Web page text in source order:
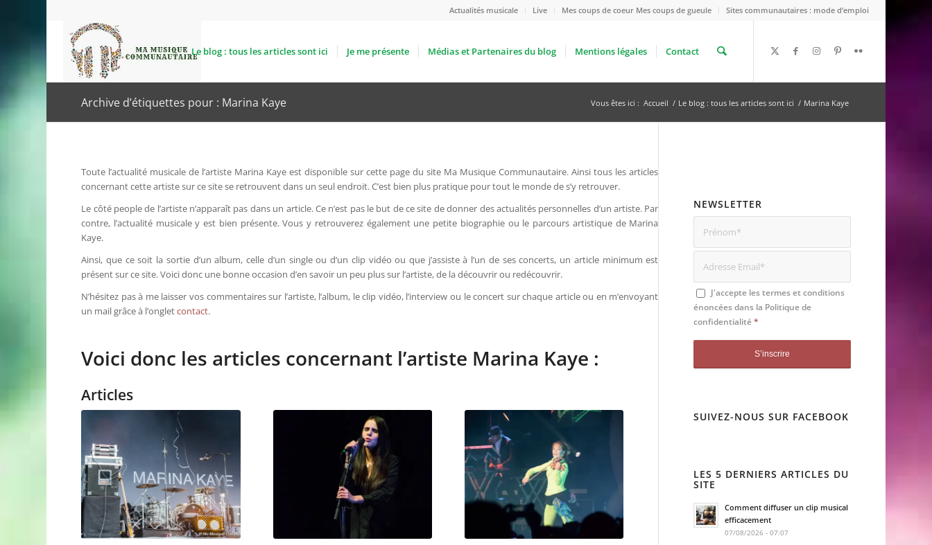
Actualités musicale Live Mes coups de coeur Mes coups de gueule Sites communautaires : mode d’emploi
Le blog : tous les articles sont ici Je me présente Médias et Partenaires du blog Mentions légales Contact
Archive d’étiquettes pour : Marina Kaye Vous êtes ici : Accueil / Le blog : tous les articles sont ici / Marina Kaye
Toute l’actualité musicale de l’artiste Marina Kaye est disponible sur cette page du site Ma Musique Communautaire. Ainsi tous les articles
concernant cette artiste sur ce site se retrouvent dans un seul endroit. C’est bien plus pratique pour tout le monde de s’y retrouver.
Le côté people de l’artiste n’apparaît pas dans un article. Ce n’est pas le but de ce site de donner des actualités personnelles d’un artiste. Par
contre, l’actualité musicale y est bien présente. Vous y retrouverez également une petite biographie ou le parcours artistique de Marina
Kaye.
Ainsi, que ce soit la sortie d’un album, celle d’un single ou d’un clip vidéo ou que j’assiste à l’un de ses concerts, un article minimum est
présent sur ce site. Voici donc une bonne occasion d’en savoir un peu plus sur l’artiste, de la découvrir ou redécouvrir.
N’hésitez pas à me laisser vos commentaires sur l’artiste, l’album, le clip vidéo, l’interview ou le concert sur chaque article ou en m’envoyant
un mail grâce à l’ongletcontact.
Voici donc les articles concernant l’artiste Marina Kaye :
Articles
NEWSLETTER
J'accepte les termes et conditions
énoncées dans la Politique de
confidentialité*
SUIVEZ-NOUS SUR FACEBOOK
LES 5 DERNIERS ARTICLES DU
SITE
Comment diffuser un clip musical
efficacement
07/08/2026 - 07:07